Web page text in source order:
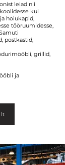
leiad nii
kui
hoiukapid,
tööruumidesse,
postkastid,
grillid,
ja